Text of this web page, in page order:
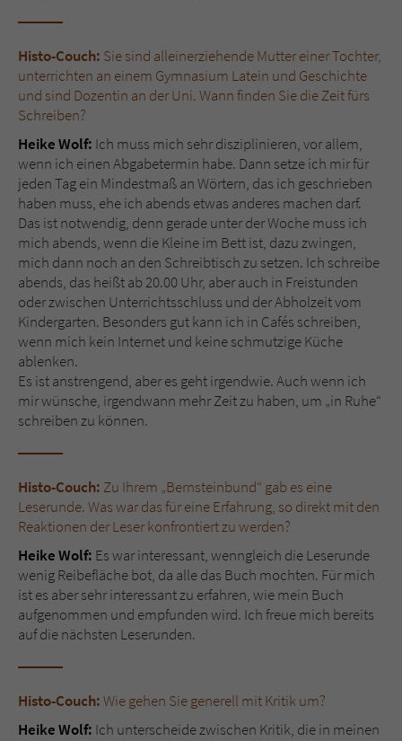
Histo-Couch: Sie sind alleinerziehende Mutter einer Tochter,
unterrichten an einem Gymnasium Latein und Geschichte
und sind Dozentin an der Uni. Wann finden Sie die Zeit fürs
Schreiben?
Heike Wolf: Ich muss mich sehr disziplinieren, vor allem,
wenn ich einen Abgabetermin habe. Dann setze ich mir für
jeden Tag ein Mindestmaß an Wörtern, das ich geschrieben
haben muss, ehe ich abends etwas anderes machen darf.
Das ist notwendig, denn gerade unter der Woche muss ich
mich abends, wenn die Kleine im Bett ist, dazu zwingen,
mich dann noch an den Schreibtisch zu setzen. Ich schreibe
abends, das heißt ab 20.00 Uhr, aber auch in Freistunden
oder zwischen Unterrichtsschluss und der Abholzeit vom
Kindergarten. Besonders gut kann ich in Cafés schreiben,
wenn mich kein Internet und keine schmutzige Küche
ablenken.
Es ist anstrengend, aber es geht irgendwie. Auch wenn ich
mir wünsche, irgendwann mehr Zeit zu haben, um „in Ruhe“
schreiben zu können.
Histo-Couch: Zu Ihrem „Bernsteinbund“ gab es eine
Leserunde. Was war das für eine Erfahrung, so direkt mit den
Reaktionen der Leser konfrontiert zu werden?
Heike Wolf: Es war interessant, wenngleich die Leserunde
wenig Reibefläche bot, da alle das Buch mochten. Für mich
ist es aber sehr interessant zu erfahren, wie mein Buch
aufgenommen und empfunden wird. Ich freue mich bereits
auf die nächsten Leserunden.
Histo-Couch:Wie gehen Sie generell mit Kritik um?
Heike Wolf: Ich unterscheide zwischen Kritik, die in meinen